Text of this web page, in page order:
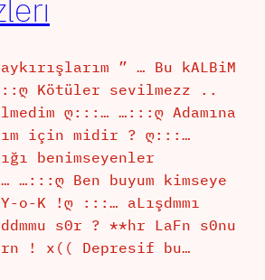
” … Bu kALBiM
Kötüler sevilmezz ..
ღ:::… …:::ღ Adamına
için midir ? ღ:::…
benimseyenler
Ben buyum kimseye
o-K !ღ :::… aLışdmmı
s0r ? **hr LaFn s0nu
! x(( Depresif bu…